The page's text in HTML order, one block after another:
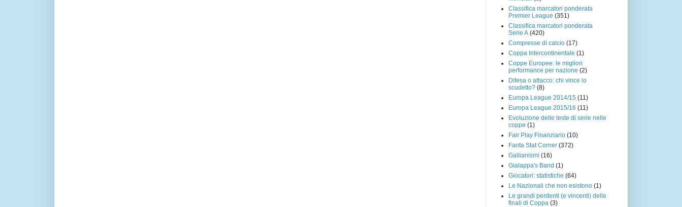
Classifica marcatori ponderata
Premier League (351)
Classifica marcatori ponderata
Serie A (420)
Compresse di calcio (17)
Coppa Intercontinentale (1)
Coppe Europee: le migliori
performance per nazione (2)
Difesa o attacco: chi vince lo
scudetto? (8)
Europa League 2014/15 (11)
Europa League 2015/16 (11)
Evoluzione delle teste di serie nelle
coppe (1)
Fair Play Finanziario (10)
Fanta Stat Corner (372)
Gallianismi (16)
Gialappa's Band (1)
Giocatori: statistiche (64)
Le Nazionali che non esistono (1)
Le grandi perdenti (e vincenti) delle
finali di Coppa (3)